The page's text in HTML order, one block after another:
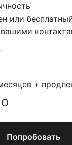
или
вашими
+
Попробовать